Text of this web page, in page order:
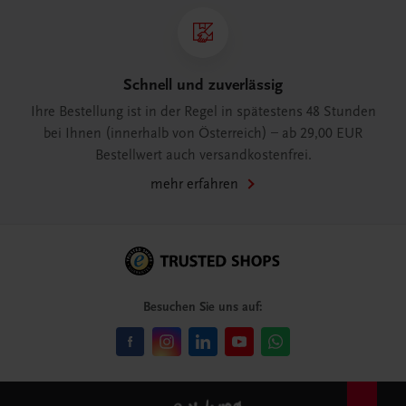
Schnell und zuverlässig
Ihre Bestellung ist in der Regel in spätestens 48 Stunden
bei Ihnen (innerhalb von Österreich) – ab 29,00 EUR
Bestellwert auch versandkostenfrei.
mehr erfahren
Besuchen Sie uns auf: